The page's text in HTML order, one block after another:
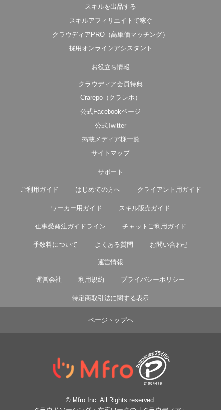
スキルを出品する
スキルアフィリエイトで稼ぐ
クラウディアPRO（高単価マッチング）
採用オンラインアシスタント
お役立ち情報
クラウディア会員特典
Crarepo（クラレポ）
公式Facebookページ
公式Twitter
掲載メディア様一覧
サイトマップ
サポート
ご利用ガイド はじめての方へ クライアント用ガイド
ワーカー用ガイド スキル販売ガイド
仕事受発注ガイドライン チャットご利用ガイド
手数料について よくある質問 お問い合わせ
運営情報
運営会社 利用規約 プライバシーポリシー
特定商取引法に関する表示
ページトップヘ
© Mfro Inc. All Rights reserved.